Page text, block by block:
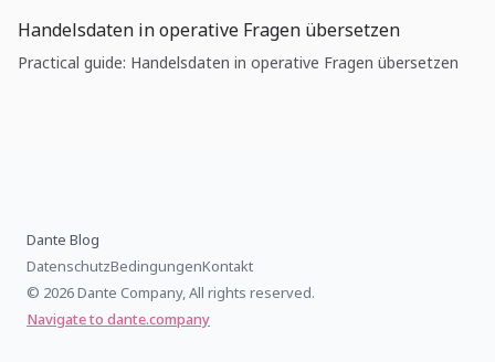
Handelsdaten in operative Fragen übersetzen
Practical guide: Handelsdaten in operative Fragen übersetzen
Dante Blog
DatenschutzBedingungenKontakt
© 2026 Dante Company, All rights reserved.
Navigate to dante.company